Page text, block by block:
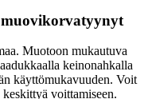
Muotoon mukautuva
keinonahkalla
käyttömukavuuden. Voit
voittamiseen.